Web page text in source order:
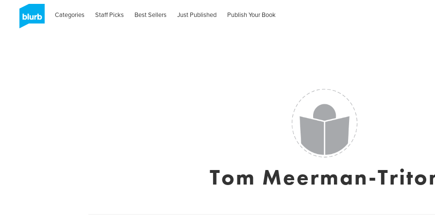
Categories Staff Picks Best Sellers Just Published Publish Your Book
Tom Meerman-